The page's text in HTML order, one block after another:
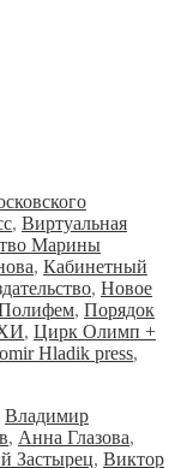
, Виртуальная
Марины
, Кабинетный
, Новое
, Порядок
, Цирк Олимп +
Hladik press,
Владимир
, Анна Глазова,
Застырец, Виктор